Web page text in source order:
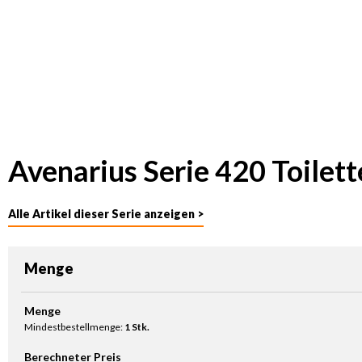
Avenarius Serie 420
Alle Artikel dieser Serie anzeigen >
Menge
Produkt Anzahl: Gib den gewünschten Wert ein oder benutze die
Menge
Mindestbestellmenge: 1 Stk.
Berechneter Preis